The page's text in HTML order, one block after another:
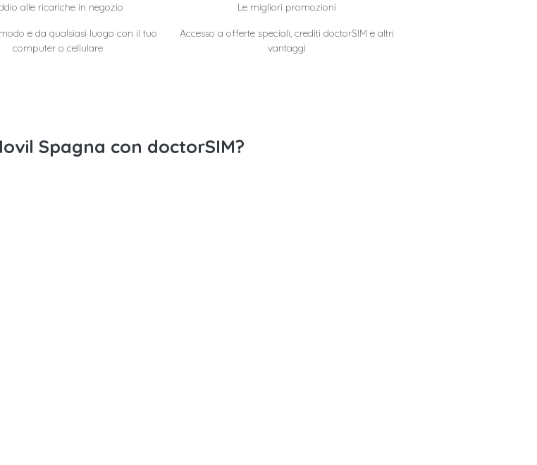
alle ricariche in negozio
e da qualsiasi luogo con il tuo
computer o cellulare
Le migliori promozioni
Accesso a offerte speciali, crediti doctorSIM e altri
vantaggi
Spagna con doctorSIM?